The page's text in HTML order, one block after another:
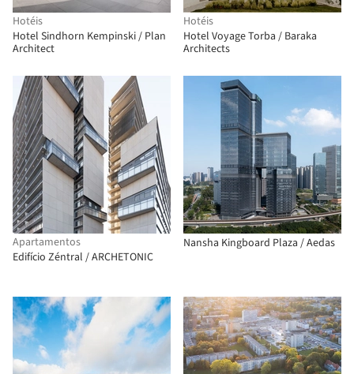
Hotéis
Hotel Sindhorn Kempinski / Plan
Architect
Hotéis
Hotel Voyage Torba / Baraka
Architects
Apartamentos
Edifício Zéntral / ARCHETONIC
Nansha Kingboard Plaza / Aedas